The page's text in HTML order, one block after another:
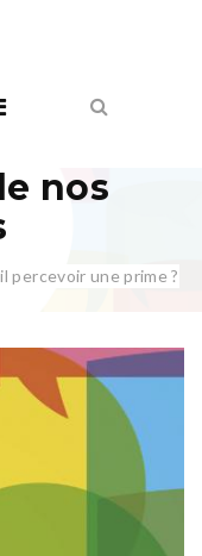
nos
percevoir une prime ?